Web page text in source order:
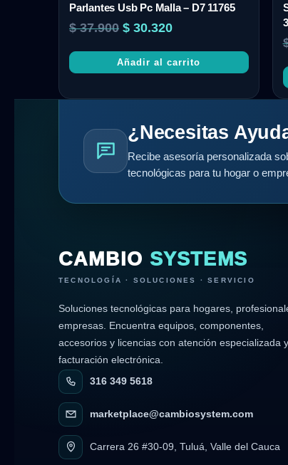
Parlantes Usb Pc Malla – D7 11765
$37.900 $ 30.320
Añadir al carrito
¿Necesitas
Recibe asesoría personalizada
tecnológicas para tu hogar o
CAMBIO SYSTEMS
TECNOLOGÍA · SOLUCIONES · SERVICIO
Soluciones tecnológicas para hogares,
empresas. Encuentra equipos, componentes,
accesorios y licencias con atención especializada y
facturación electrónica.
316 349 5618
marketplace@cambiosystem.com
Carrera 26 #30-09, Tuluá, Valle del Cauca